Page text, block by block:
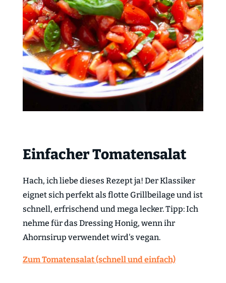
Einfacher Tomatensalat
Hach, ich liebe dieses Rezept ja! Der Klassiker
eignet sich perfekt als flotte Grillbeilage und ist
schnell, erfrischend und mega lecker. Tipp: Ich
nehme für das Dressing Honig, wenn ihr
Ahornsirup verwendet wird's vegan.
Zum Tomatensalat (schnell und einfach)